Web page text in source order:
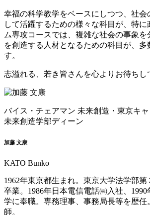
幸福の科学教学をベースにしつつ、社会
して活躍するための様々な科目が、特
ム専攻コースでは、複雑な社会の事象
を創造する人材となるための科目が、多
す。
志溢れる、若き皆さんを心よりお待ちし
バイス・チェアマン 未来創造・東京キ
未来創造学部ディーン
加藤 文康
KATO Bunko
1962年東京都生まれ。東京大学法学部第
卒業。1986年日本電信電話㈱入社、
学に奉職。専務理事、事務局長等を歴任
師。